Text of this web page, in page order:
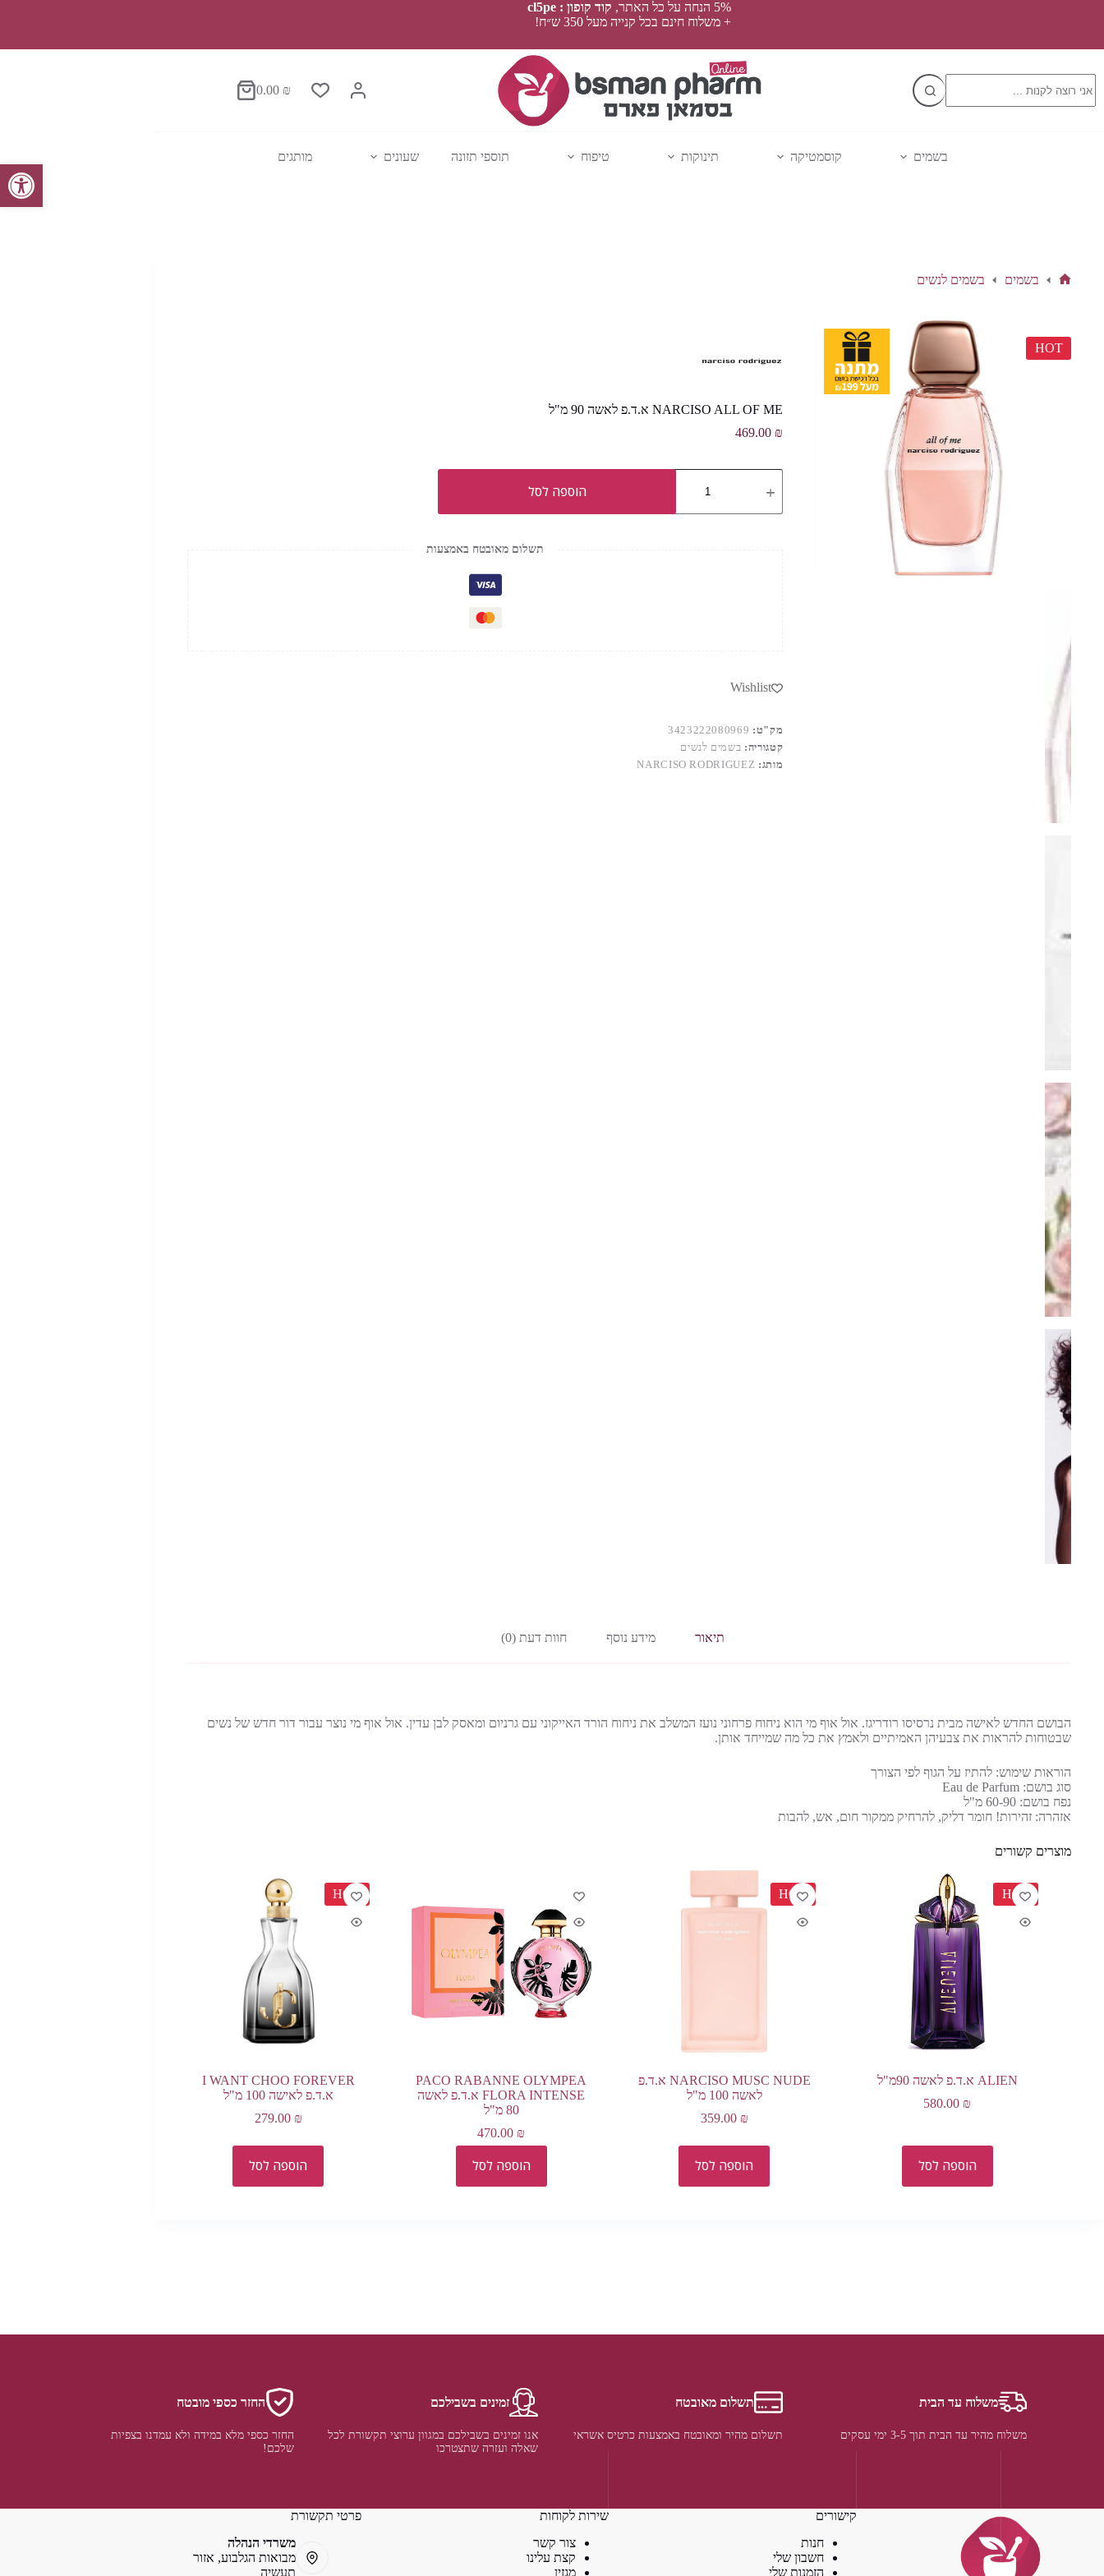
פתח סרגל נגישות
5% הנחה על כל האתר,
קוד קופון : cl5pe
+ משלוח חינם בכל קנייה מעל 350 ש״ח!
results
סל0.00 ₪
בשמים קוסמטיקה תינוקות טיפוח תוספי תזונה שעונים מותגים
בשמים בשמים לנשים
HOT
NARCISO ALL OF ME א.ד.פ לאשה 90 מ"ל
469.00 ₪
כמות
של
ALL
הוספה לסל
תשלום מאובטח באמצעות
Wishlist
מק"ט: 3423222080969
קטגוריה: בשמים לנשים
מותג: NARCISO RODRIGUEZ
תיאור מידע נוסף חוות דעת (0)
הבושם החדש לאישה מבית נרסיסו רודריגז. אול אוף מי הוא ניחוח פרחוני נועז המשלב את ניחוח הורד האייקוני עם גרניום ומאסק לבן עדין. אול אוף מי נוצר עבור דור חדש של נשים
שבטוחות להראות את צבעיהן האמיתיים ולאמץ את כל מה שמייחד אותן.
הוראות שימוש: להתיז על הגוף לפי הצורך
סוג בושם: Eau de Parfum
נפח בושם: 60-90 מ"ל
אזהרה: זהירות! חומר דליק, להרחיק ממקור חום, אש, להבות
מוצרים קשורים
HOT
ALIEN א.ד.פ לאשה 90מ"ל
580.00 ₪
הוספה לסל
HOT
NARCISO MUSC NUDE א.ד.פ
לאשה 100 מ"ל
359.00 ₪
הוספה לסל
PACO RABANNE OLYMPEA
FLORA INTENSE א.ד.פ לאשה
80 מ"ל
470.00 ₪
הוספה לסל
HOT
I WANT CHOO FOREVER
א.ד.פ לאישה 100 מ"ל
279.00 ₪
הוספה לסל
משלוח עד הבית
משלוח מהיר עד הבית תוך 3-5 ימי עסקים
תשלום מאובטח
תשלום מהיר ומאובטח באמצעות כרטיס אשראי
זמינים בשבילכם
אנו זמינים בשבילכם במגוון ערוצי תקשורת לכל
שאלה ועזרה שתצטרכו
החזר כספי מובטח
החזר כספי מלא במידה ולא עמדנו בצפיות
שלכם!
קישורים
חנות
חשבון שלי
הזמנות שלי
שירות לקוחות
צור קשר
קצת עלינו
מגזין
פרטי תקשורת
משרדי הנהלה
מבואות הגלבוע, אזור
תעשיה